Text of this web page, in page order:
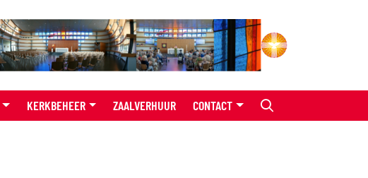
KERKBEHEER ZAALVERHUUR CONTACT